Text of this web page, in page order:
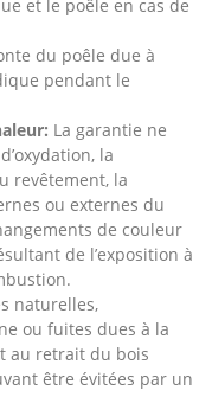
et le poêle en cas de
du poêle due à
pendant le
La garantie ne
la
revêtement, la
ou externes du
de couleur
de l’exposition à
naturelles,
ou fuites dues à la
au retrait du bois
être évitées par un